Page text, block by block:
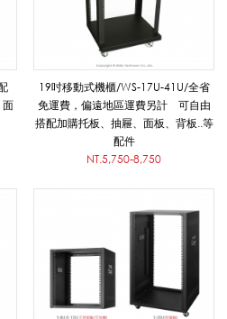
19吋移動式機櫃/WS-17U-41U/全省
免運費，偏遠地區運費另計 可自由
搭配加購托板、抽屜、面板、背板..等
配件
NT.5,750-8,750